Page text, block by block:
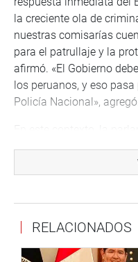
la creciente ola de
nuestras comisarías
para el patrullaje y la
afirmó. «El Gobierno
los peruanos, y eso
Policía Nacional»,
informe detallado sobre
adoptando para corregir
informe de la
y de los propios policías
peligro.
RELACIONADOS